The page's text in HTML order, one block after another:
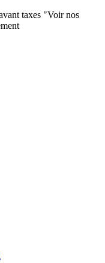
taxes "Voir nos